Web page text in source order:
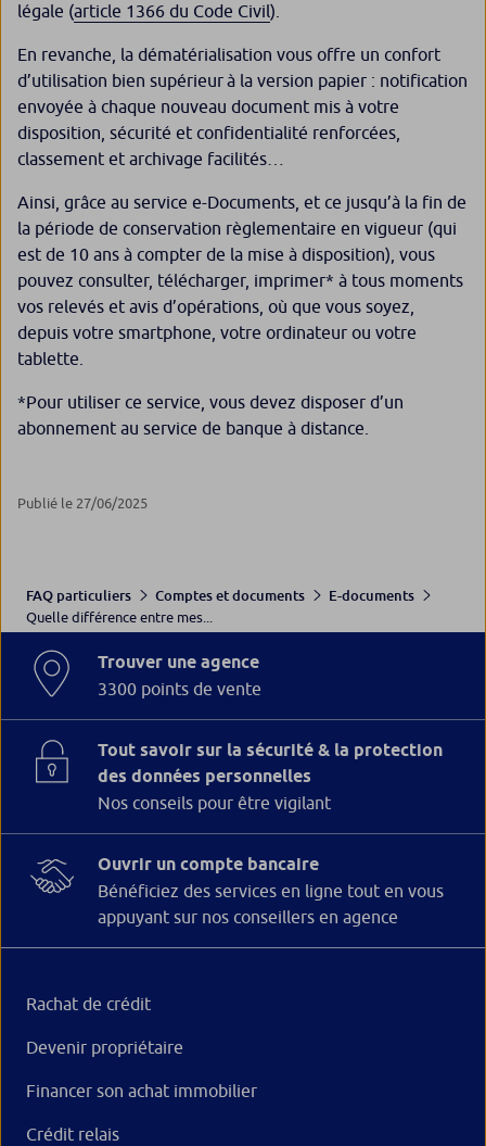
légale (article 1366 du Code Civil).
En revanche, la dématérialisation vous offre un confort
d’utilisation bien supérieur à la version papier : notification
envoyée à chaque nouveau document mis à votre
disposition, sécurité et confidentialité renforcées,
classement et archivage facilités…
Ainsi, grâce au service e-Documents , et ce jusqu’à la fin de
la période de conservation règlementaire en vigueur (qui
est de 10 ans à compter de la mise à disposition), vous
pouvez consulter, télécharger, imprimer* à tous moments
vos relevés et avis d’opérations, où que vous soyez,
depuis votre smartphone, votre ordinateur ou votre
tablette.
*Pour utiliser ce service, vous devez disposer d’un
abonnement au service de banque à distance.
Publié le 27/06/2025
FAQ particuliers Comptes et documents
E-documents
Quelle différence entre mes...
Trouver une agence
3300 points de vente
Tout savoir sur la sécurité & la protection
des données personnelles
Nos conseils pour être vigilant
Ouvrir un compte bancaire
Bénéficiez des services en ligne tout en vous
appuyant sur nos conseillers en agence
Rachat de crédit
Devenir propriétaire
Financer son achat immobilier
Crédit relais